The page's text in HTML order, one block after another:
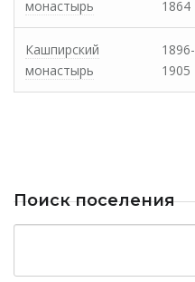
монастырь
1864
Кашпирский
монастырь
1896-
1905
Поиск поселения